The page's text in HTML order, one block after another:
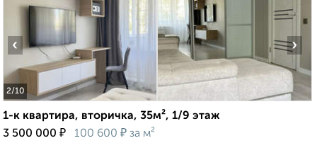
2/10
‹ ›
1-к квартира, вторичка, 35м², 1/9 этаж
3 500 000 ₽ 100 600 ₽ за м²